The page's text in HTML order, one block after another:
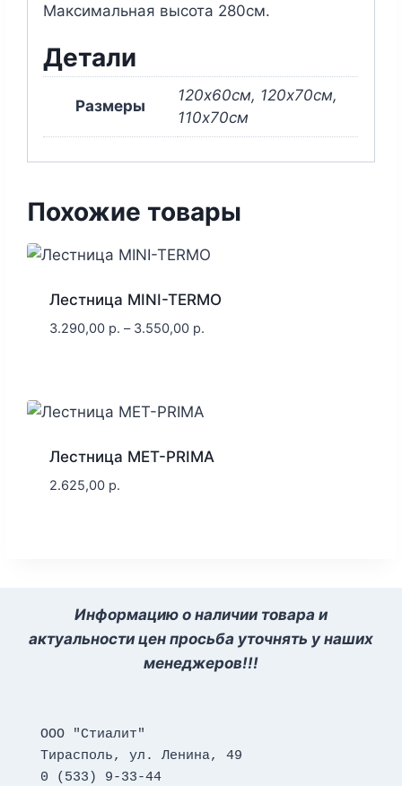
Максимальная высота 280см.
Детали
Размеры
120х60см, 120х70см,
110х70см
Похожие товары
Лестница MINI-TERMO
3.290,00 р. – 3.550,00 р.
Лестница MET-PRIMA
2.625,00 р.
Информацию о наличии товара и
актуальности цен просьба уточнять у наших
менеджеров!!!
ООО "Стиалит"
Тирасполь, ул. Ленина, 49
0 (533) 9-33-44